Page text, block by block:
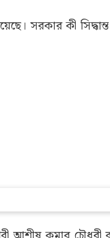
সরকার কী